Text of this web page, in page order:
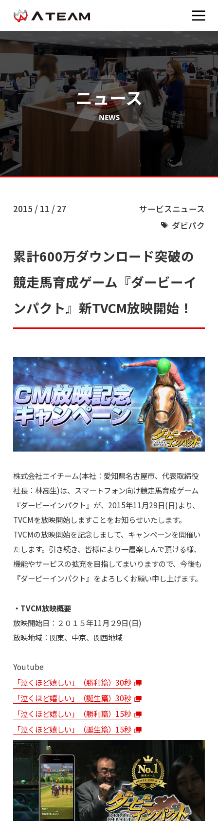
ニュース
NEWS
2015 / 11 / 27
サービスニュース
ダビパク
累計600万ダウンロード突破の
競走馬育成ゲーム『ダービーイ
ンパクト』新TVCM放映開始！
株式会社エイチーム(本社：愛知県名古屋市、代表取締役
社長：林高生)は、スマートフォン向け競走馬育成ゲーム
『ダービーインパクト』が、2015年11月29日(日)より、
TVCMを放映開始しますことをお知らせいたします。
TVCMの放映開始を記念しまして、キャンペーンを開催い
たします。引き続き、皆様により一層楽しんで頂ける様、
機能やサービスの拡充を目指してまいりますので、今後も
『ダービーインパクト』をよろしくお願い申し上げます。
・TVCM放映概要
放映開始日：２０１５年11月２9日(日)
放映地域：関東、中京、関西地域
Youtube
「泣くほど嬉しい」（勝利篇）30秒
「泣くほど嬉しい」（誕生篇）30秒
「泣くほど嬉しい」（勝利篇）15秒
「泣くほど嬉しい」（誕生篇）15秒